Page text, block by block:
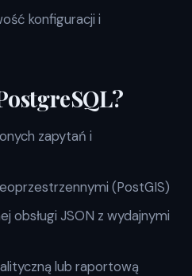
konfiguracji i
zapytań i
(PostGIS)
obsługi JSON z wydajnymi
lub raportową